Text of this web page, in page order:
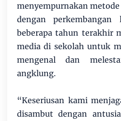
menyempurnakan metode
dengan
beberapa tahun terakhir
media di sekolah untuk
mengenal dan
angklung.
“Keseriusan kami
disambut dengan